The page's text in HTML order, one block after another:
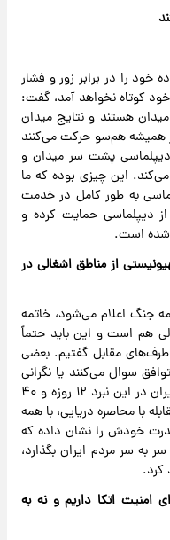
خود را در برابر زور و فشار
کوتاه نخواهد آمد، گفت:
هستند و نتایج میدان
همیشه هم‌سو حرکت می‌کنند
پشت سر میدان و
این چیزی بوده که ما
به طور کامل در خدمت
دیپلماسی حمایت کرده و
شده است.
از مناطق اشغالی در
جنگ اعلام می‌شود، خاتمه
هم است و این باید حتماً
مقابل گفتیم. بعضی
سوال می‌کنند یا نگرانی
دارند؛ اولاً معتقدم که جمهوری اسلامی ایران در این نبرد ۱۲ روزه و ۴۰
با محاصره دریایی، با همه
خودش را نشان داده که
سر مردم ایران بگذارد،
کرد.
امنیت اتکا داریم و نه به